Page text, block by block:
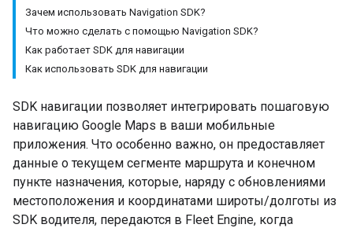
Зачем использовать Navigation SDK?
Что можно сделать с помощью Navigation SDK?
Как работает SDK для навигации
Как использовать SDK для навигации
SDK навигации позволяет интегрировать пошаговую
навигацию Google Maps в ваши мобильные
приложения. Что особенно важно, он предоставляет
данные о текущем сегменте маршрута и конечном
пункте назначения, которые, наряду с обновлениями
местоположения и координатами широты/долготы из
SDK водителя, передаются в Fleet Engine, когда